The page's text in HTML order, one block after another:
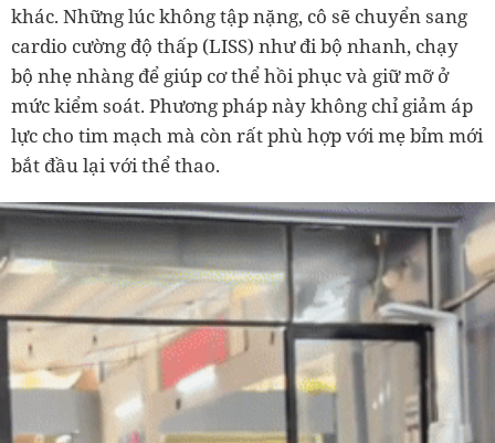
khác. Những lúc không tập nặng, cô sẽ chuyển sang
cardio cường độ thấp (LISS) như đi bộ nhanh, chạy
bộ nhẹ nhàng để giúp cơ thể hồi phục và giữ mỡ ở
mức kiểm soát. Phương pháp này không chỉ giảm áp
lực cho tim mạch mà còn rất phù hợp với mẹ bỉm mới
bắt đầu lại với thể thao.